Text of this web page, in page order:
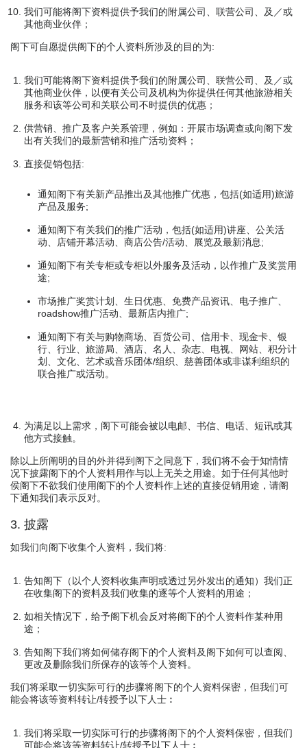
我们可能将阁下资料提供予我们的附属公司、联营公司、及／或
其他商业伙伴；
阁下可自愿提供阁下的个人资料所涉及的目的为:
我们可能将阁下资料提供予我们的附属公司、联营公司、及／或
其他商业伙伴，以便有关公司及机构为你提供任何其他旅游相关
服务和该等公司和关联公司不时提供的优惠；
供营销、推广及客户关系管理，例如：开展市场调查或向阁下发
出有关我们的最新营销和推广活动资料；
直接促销包括:
通知阁下有关新产品推出及其他推广优惠，包括(如适用)旅游
产品及服务;
通知阁下有关我们的推广活动，包括(如适用)讲座、公关活
动、店铺开幕活动、商店公告/活动、展览及最新消息;
通知阁下有关专柜或专柜以外服务及活动，以作推广及奖赏用
途;
市场推广奖赏计划、生日优惠、免费产品资讯、电子推广、
roadshow推广活动、最新店内推广;
通知阁下有关与购物商场、百货公司、信用卡、现金卡、银
行、行业、旅游局、酒店、名人、杂志、电视、网站、积分计
划、文化、艺术或音乐团体/组织、慈善团体或非谋利组织的
联合推广或活动。
为满足以上需求，阁下可能会被以电邮、书信、电话、短讯或其
他方式接触。
除以上所阐明的目的外并得到阁下之同意下，我们将不会于知情情
况下披露阁下的个人资料用作与以上无关之用途。如于任何其他时
侯阁下不欲我们使用阁下的个人资料作上述的直接促销用途，请阁
下通知我们表示反对。
3. 披露
如我们向阁下收集个人资料，我们将:
告知阁下（以个人资料收集声明或透过另外发出的通知）我们正
在收集阁下的资料及我们收集的逐等个人资料的用途；
如相关情况下，给予阁下机会反对将阁下的个人资料作某种用
途；
告知阁下我们将如何储存阁下的个人资料及阁下如何可以查阅、
更改及删除我们所保存的该等个人资料。
我们将采取一切实际可行的步骤将阁下的个人资料保密，但我们可
能会将该等资料转让/转授予以下人士︰
我们将采取一切实际可行的步骤将阁下的个人资料保密，但我们
可能会将该等资料转让/转授予以下人士︰